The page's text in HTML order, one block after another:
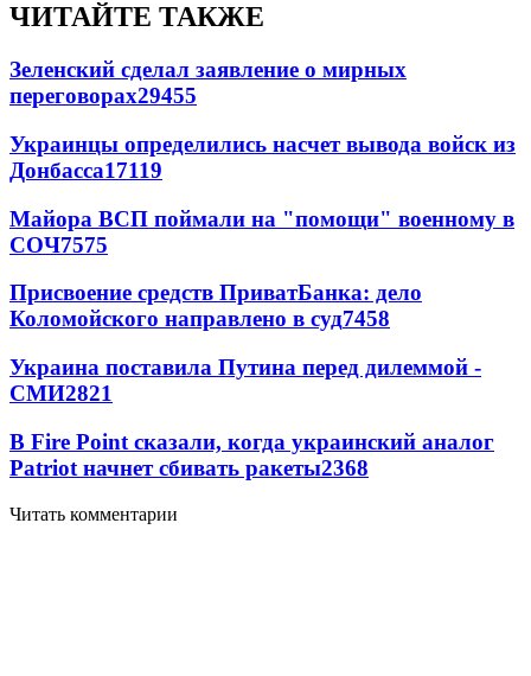
ЧИТАЙТЕ ТАКЖЕ
Зеленский сделал заявление о мирных
переговорах29455
Украинцы определились насчет вывода войск из
Донбасса17119
Майора ВСП поймали на "помощи" военному в
СОЧ7575
Присвоение средств ПриватБанка: дело
Коломойского направлено в суд7458
Украина поставила Путина перед дилеммой -
СМИ2821
В Fire Point сказали, когда украинский аналог
Patriot начнет сбивать ракеты2368
Читать комментарии